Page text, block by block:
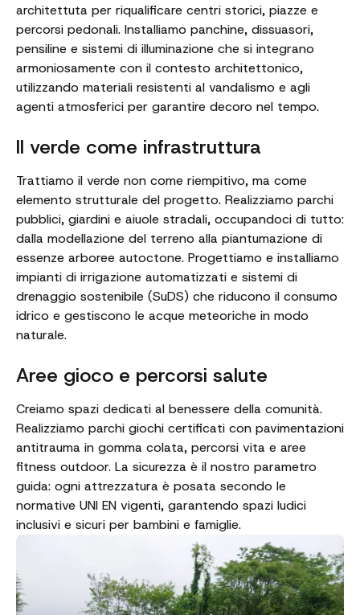
architettuta per riqualificare centri storici, piazze e
percorsi pedonali. Installiamo panchine, dissuasori,
pensiline e sistemi di illuminazione che si integrano
armoniosamente con il contesto architettonico,
utilizzando materiali resistenti al vandalismo e agli
agenti atmosferici per garantire decoro nel tempo.
Il verde come infrastruttura
Trattiamo il verde non come riempitivo, ma come
elemento strutturale del progetto. Realizziamo parchi
pubblici, giardini e aiuole stradali, occupandoci di tutto:
dalla modellazione del terreno alla piantumazione di
essenze arboree autoctone. Progettiamo e installiamo
impianti di irrigazione automatizzati e sistemi di
drenaggio sostenibile (SuDS) che riducono il consumo
idrico e gestiscono le acque meteoriche in modo
naturale.
Aree gioco e percorsi salute
Creiamo spazi dedicati al benessere della comunità.
Realizziamo parchi giochi certificati con pavimentazioni
antitrauma in gomma colata, percorsi vita e aree
fitness outdoor. La sicurezza è il nostro parametro
guida: ogni attrezzatura è posata secondo le
normative UNI EN vigenti, garantendo spazi ludici
inclusivi e sicuri per bambini e famiglie.